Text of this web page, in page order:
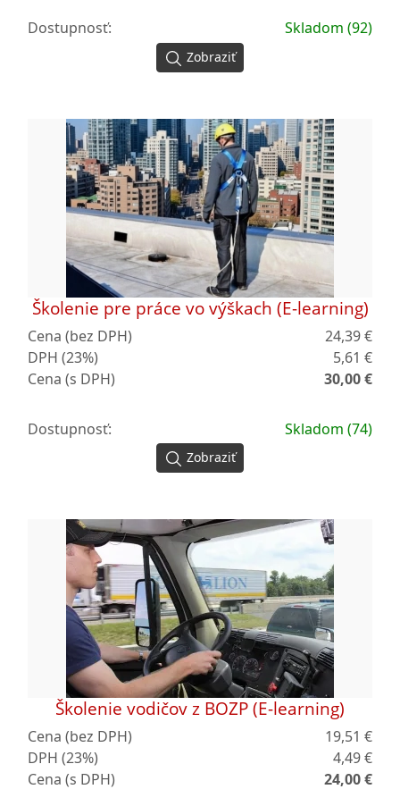
Dostupnosť: Skladom (92)
Zobraziť
Školenie pre práce vo výškach (E-learning)
Cena (bez DPH)
24,39 €
DPH (23%)
5,61 €
Cena (s DPH)
30,00 €
Dostupnosť: Skladom (74)
Zobraziť
Školenie vodičov z BOZP (E-learning)
Cena (bez DPH)
19,51 €
DPH (23%)
4,49 €
Cena (s DPH)
24,00 €